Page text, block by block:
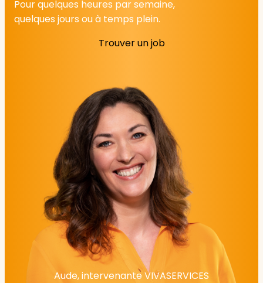
Pour quelques heures par semaine,
quelques jours ou à temps plein.
Trouver un job
Aude, intervenante VIVASERVICES